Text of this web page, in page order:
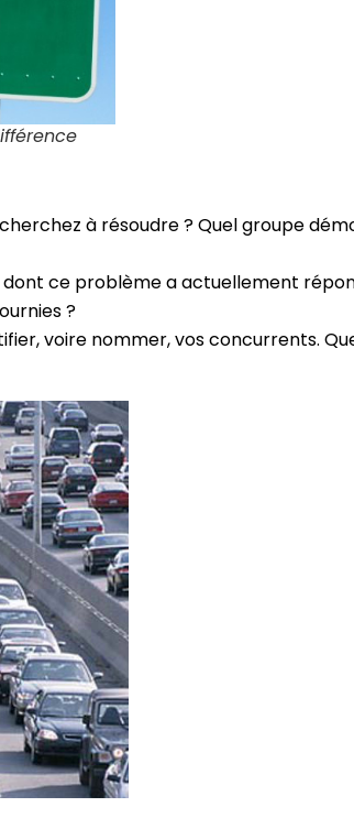
à résoudre ? Quel groupe
ce problème a actuellement
?
voire nommer, vos concurrents.